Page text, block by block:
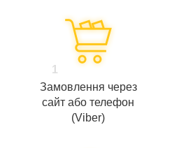
1
Замовлення через
сайт або телефон
(Viber)